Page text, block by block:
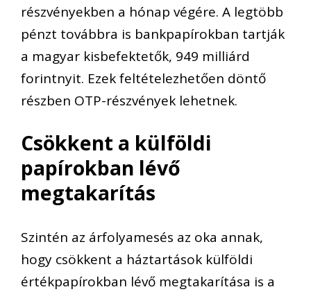
részvényekben a hónap végére. A legtöbb
pénzt továbbra is bankpapírokban tartják
a magyar kisbefektetők, 949 milliárd
forintnyit. Ezek feltételezhetően döntő
részben OTP-részvények lehetnek.
Csökkent a külföldi
papírokban lévő
megtakarítás
Szintén az árfolyamesés az oka annak,
hogy csökkent a háztartások külföldi
értékpapírokban lévő megtakarítása is a